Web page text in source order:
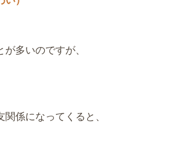
多いのですが、
係になってくると、